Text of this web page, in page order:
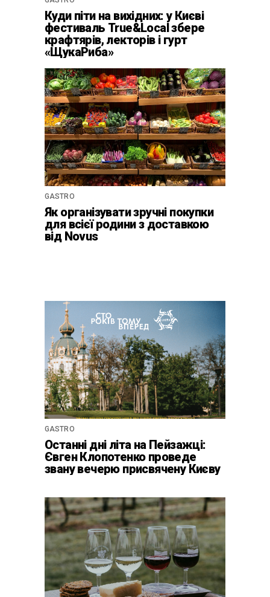
Куди піти на вихідних: у Києві
фестиваль True&Local збере
крафтярів, лекторів і гурт
«ЩукаРиба»
GASTRO
Як організувати зручні покупки
для всієї родини з доставкою
від Novus
GASTRO
Останні дні літа на Пейзажці:
Євген Клопотенко проведе
звану вечерю присвячену Києву